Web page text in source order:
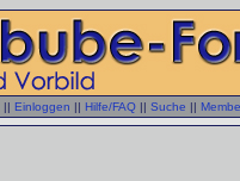
|| Einloggen || Hilfe/FAQ || Suche ||